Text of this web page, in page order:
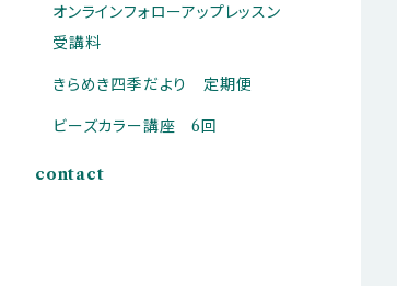
オンラインフォローアップレッスン
受講料
きらめき四季だより 定期便
ビーズカラー講座 6回
contact